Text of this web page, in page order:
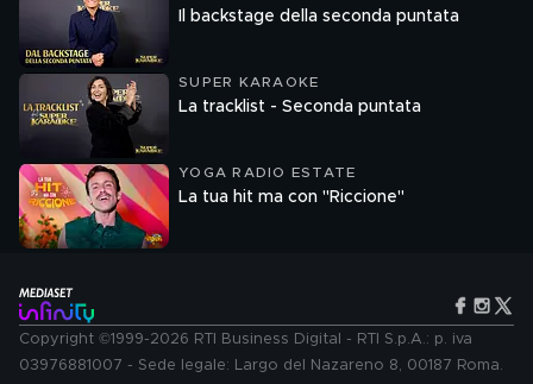
Il backstage della seconda puntata
SUPER KARAOKE
La tracklist - Seconda puntata
YOGA RADIO ESTATE
La tua hit ma con "Riccione"
Copyright ©1999-2026 RTI Business Digital - RTI S.p.A.: p. iva
03976881007 - Sede legale: Largo del Nazareno 8, 00187 Roma.